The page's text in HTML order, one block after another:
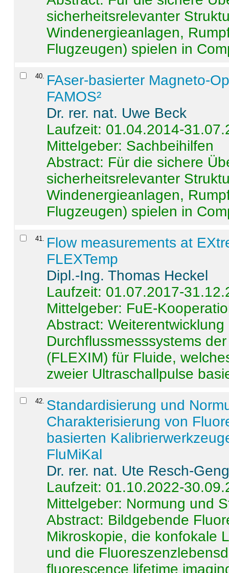
sicherheitsrelevanter
Windenergieanlagen,
Flugzeugen) spielen in
40. FAser-basierter Magneto-
FAMOS²
Dr. rer. nat. Uwe Beck
Laufzeit: 01.04.2014-
Mittelgeber: Sachbeihilfen
Abstract: Für die sichere
sicherheitsrelevanter
Windenergieanlagen,
Flugzeugen) spielen in
41. Flow measurements at
FLEXTemp
Dipl.-Ing. Thomas Heckel
Laufzeit: 01.07.2017-
Mittelgeber: FuE-
Abstract:
Durchflussmesssystems
(FLEXIM) für Fluide,
zweier Ultraschallpulse
42. Standardisierung und
Charakterisierung von
basierten
FluMiKal
Dr. rer. nat. Ute Resch-
Laufzeit: 01.10.2022-
Mittelgeber: Normung und
Abstract: Bildgebende
Mikroskopie, die konfokale
und die
fluorescence lifetime